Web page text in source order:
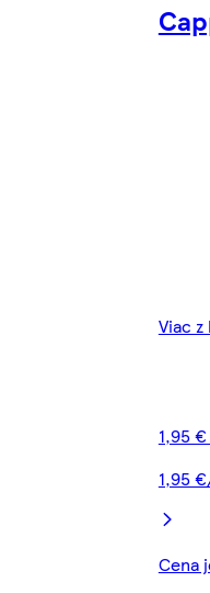
Viac
1,95
1,95
Cena